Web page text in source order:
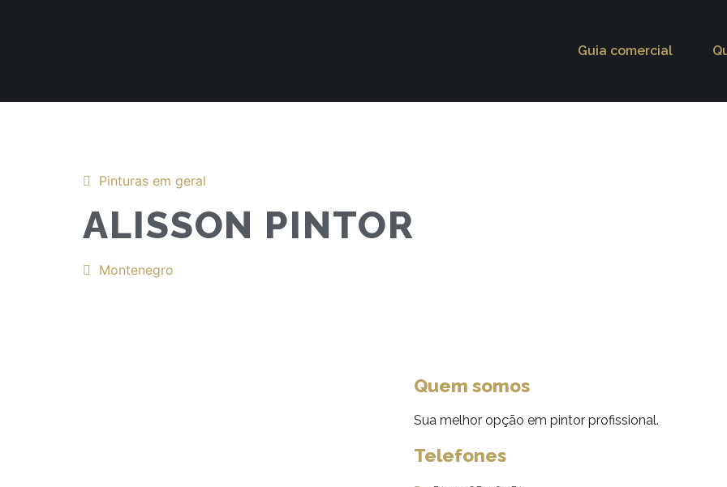
Guia comercial
Pinturas em geral
ALISSON PINTOR
Montenegro
Quem somos
Sua melhor opção em pintor profissional.
Telefones